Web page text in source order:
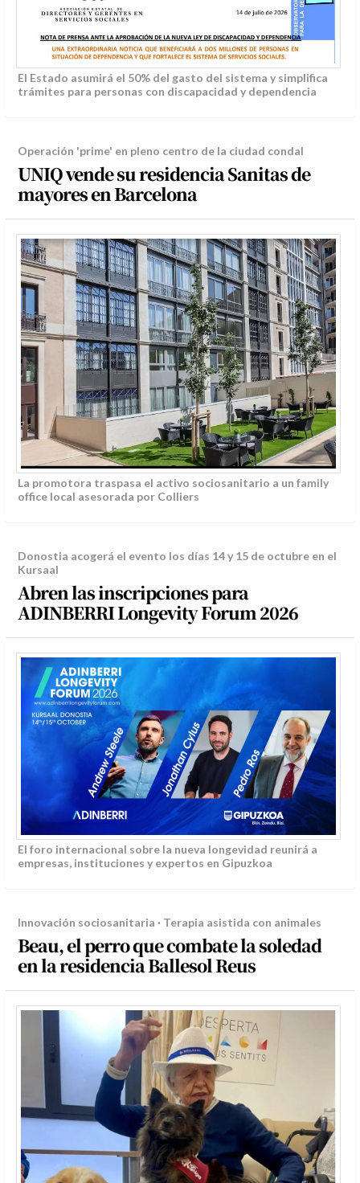
El Estado asumirá el 50% del gasto del sistema y simplifica
trámites para personas con discapacidad y dependencia
Operación 'prime' en pleno centro de la ciudad condal
UNIQ vende su residencia Sanitas de
mayores en Barcelona
La promotora traspasa el activo sociosanitario a un family
office local asesorada por Colliers
Donostia acogerá el evento los días 14 y 15 de octubre en el
Kursaal
Abren las inscripciones para
ADINBERRI Longevity Forum 2026
El foro internacional sobre la nueva longevidad reunirá a
empresas, instituciones y expertos en Gipuzkoa
Innovación sociosanitaria · Terapia asistida con animales
Beau, el perro que combate la soledad
en la residencia Ballesol Reus